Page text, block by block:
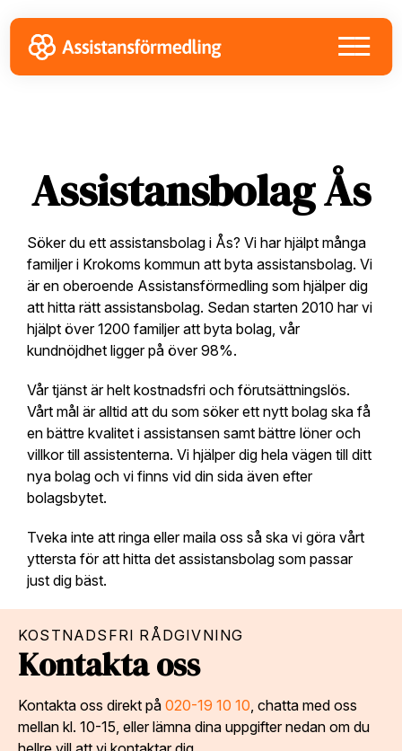
to
primary
navigation
to
main
content
to
footer
Assistansbolag Ås
Söker du ett assistansbolag i Ås? Vi har hjälpt många
familjer i Krokoms kommun att byta assistansbolag. Vi
är en oberoende Assistansförmedling som hjälper dig
att hitta rätt assistansbolag. Sedan starten 2010 har vi
hjälpt över 1200 familjer att byta bolag, vår
kundnöjdhet ligger på över 98%.
Vår tjänst är helt kostnadsfri och förutsättningslös.
Vårt mål är alltid att du som söker ett nytt bolag ska få
en bättre kvalitet i assistansen samt bättre löner och
villkor till assistenterna. Vi hjälper dig hela vägen till ditt
nya bolag och vi finns vid din sida även efter
bolagsbytet.
Tveka inte att ringa eller maila oss så ska vi göra vårt
yttersta för att hitta det assistansbolag som passar
just dig bäst.
KOSTNADSFRI RÅDGIVNING
Kontakta oss
Kontakta oss direkt på 020-19 10 10 , chatta med oss
mellan kl. 10-15, eller lämna dina uppgifter nedan om du